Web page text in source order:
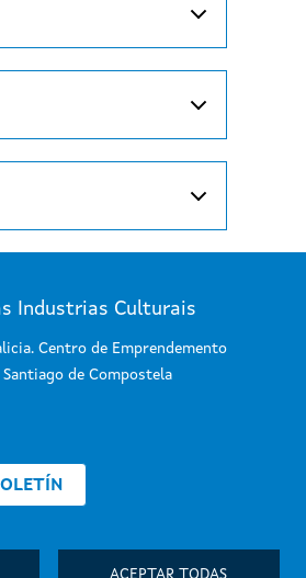
Industrias Culturais
Centro de Emprendemento
de Compostela